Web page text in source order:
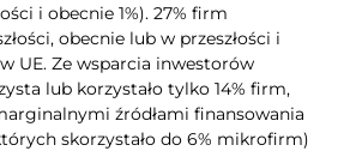
i obecnie 1%). 27% firm
obecnie lub w przeszłości i
UE. Ze wsparcia inwestorów
lub korzystało tylko 14% firm,
źródłami finansowania
skorzystało do 6% mikrofirm)